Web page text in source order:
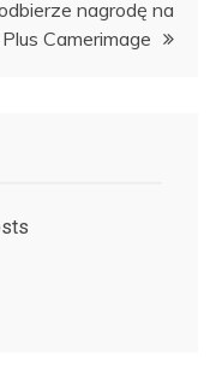
nagrodę na
Camerimage